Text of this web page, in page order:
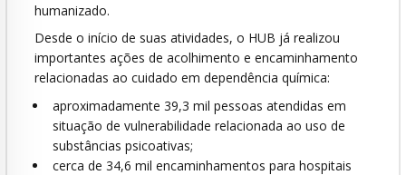
humanizado.
Desde o início de suas atividades, o HUB já realizou
importantes ações de acolhimento e encaminhamento
relacionadas ao cuidado em dependência química:
aproximadamente 39,3 mil pessoas atendidas em
situação de vulnerabilidade relacionada ao uso de
substâncias psicoativas;
cerca de 34,6 mil encaminhamentos para hospitais